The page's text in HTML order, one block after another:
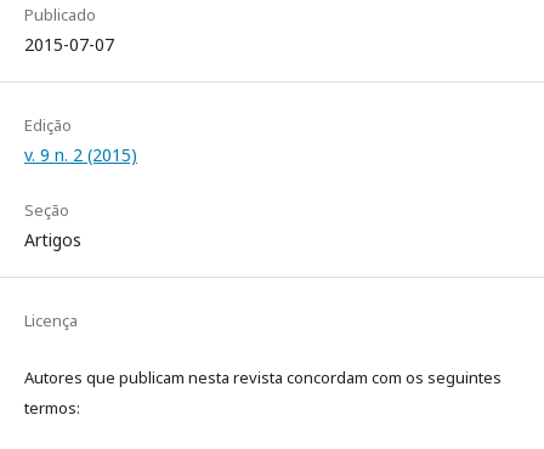
Publicado
2015-07-07
Edição
v. 9 n. 2 (2015)
Seção
Artigos
Licença
Autores que publicam nesta revista concordam com os seguintes
termos: